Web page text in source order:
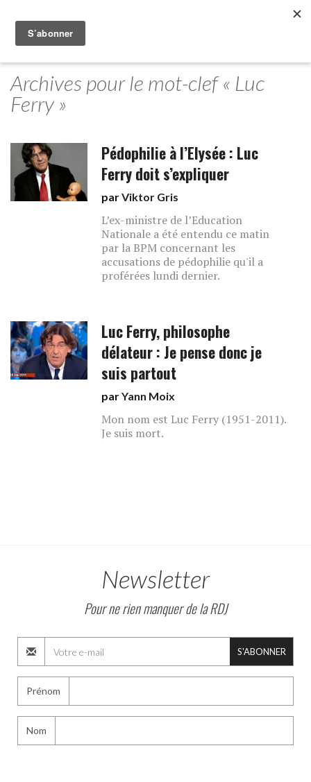
Archives pour le mot-clef « Luc
Ferry »
Pédophilie à l’Elysée : Luc
Ferry doit s’expliquer
parViktor Gris
L’ex-ministre de l’Education
Nationale a été entendu ce matin
par la BPM concernant les
accusations de pédophilie qu'il a
proférées lundi dernier.
Luc Ferry, philosophe
délateur : Je pense donc je
suis partout
parYann Moix
Mon nom est Luc Ferry (1951-2011).
Je suis mort.
Newsletter
Pour ne rien manquer de la RDJ
S'ABONNER
Prénom
Nom